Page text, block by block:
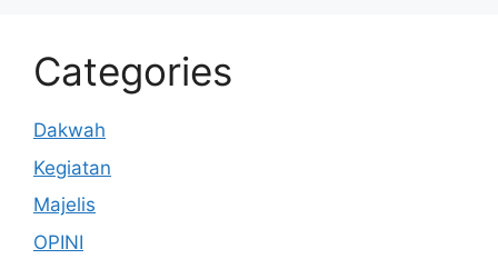
Categories
Dakwah
Kegiatan
Majelis
OPINI